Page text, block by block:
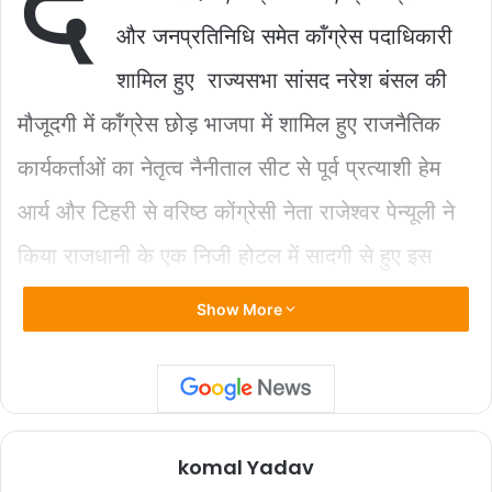
b
o
k
A
p
p
Li
k
और जनप्रतिनिधि समेत कॉंग्रेस पदाधिकारी
शामिल हुए राज्यसभा सांसद नरेश बंसल की
मौजूदगी में कॉंग्रेस छोड़ भाजपा में शामिल हुए राजनैतिक
कार्यकर्ताओं का नेतृत्व नैनीताल सीट से पूर्व प्रत्याशी हेम
आर्य और टिहरी से वरिष्ठ कोंग्रेसी नेता राजेश्वर पेन्यूली ने
किया राजधानी के एक निजी होटल में सादगी से हुए इस
जॉइनिंग कार्यक्रम में नरेश बंसल के अतिरिक्त श्री ज्योति
होने वाले नेताओं का फूल माला पहनाकर स्वागत किया ।इस
अवसर पर मौजूद पत्रकारों से बात करते हुए नरेश बंसल ने
शामिल होने वाले सभी लोगों का स्वागत करते हुए कहा कि
Show More
komal Yadav